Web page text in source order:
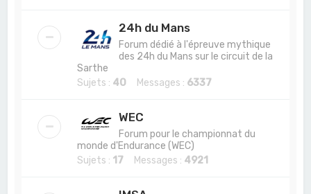
24h du Mans
Forum dédié à l'épreuve mythique
des 24h du Mans sur le circuit de la
Sarthe
Sujets : 40 Messages : 6337
WEC
Forum pour le championnat du
monde d'Endurance (WEC)
Sujets : 17 Messages : 4921